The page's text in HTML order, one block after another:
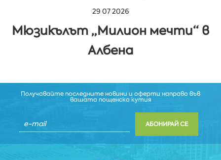
29 07 2026
Мюзикълът „Милион мечти“ в
Албена
Получавайте последните новини и оферти направо във
вашата пощенска кутия
АБОНИРАЙ СЕ